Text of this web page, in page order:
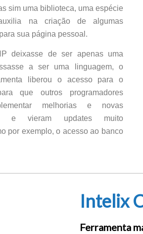
sim uma biblioteca, uma espécie
na criação de algumas
sua página pessoal.
deixasse de ser apenas uma
a ser uma linguagem, o
liberou o acesso para o
que outros programadores
melhorias e novas
e vieram updates muito
por exemplo, o acesso ao banco
Intelix
Ferramenta